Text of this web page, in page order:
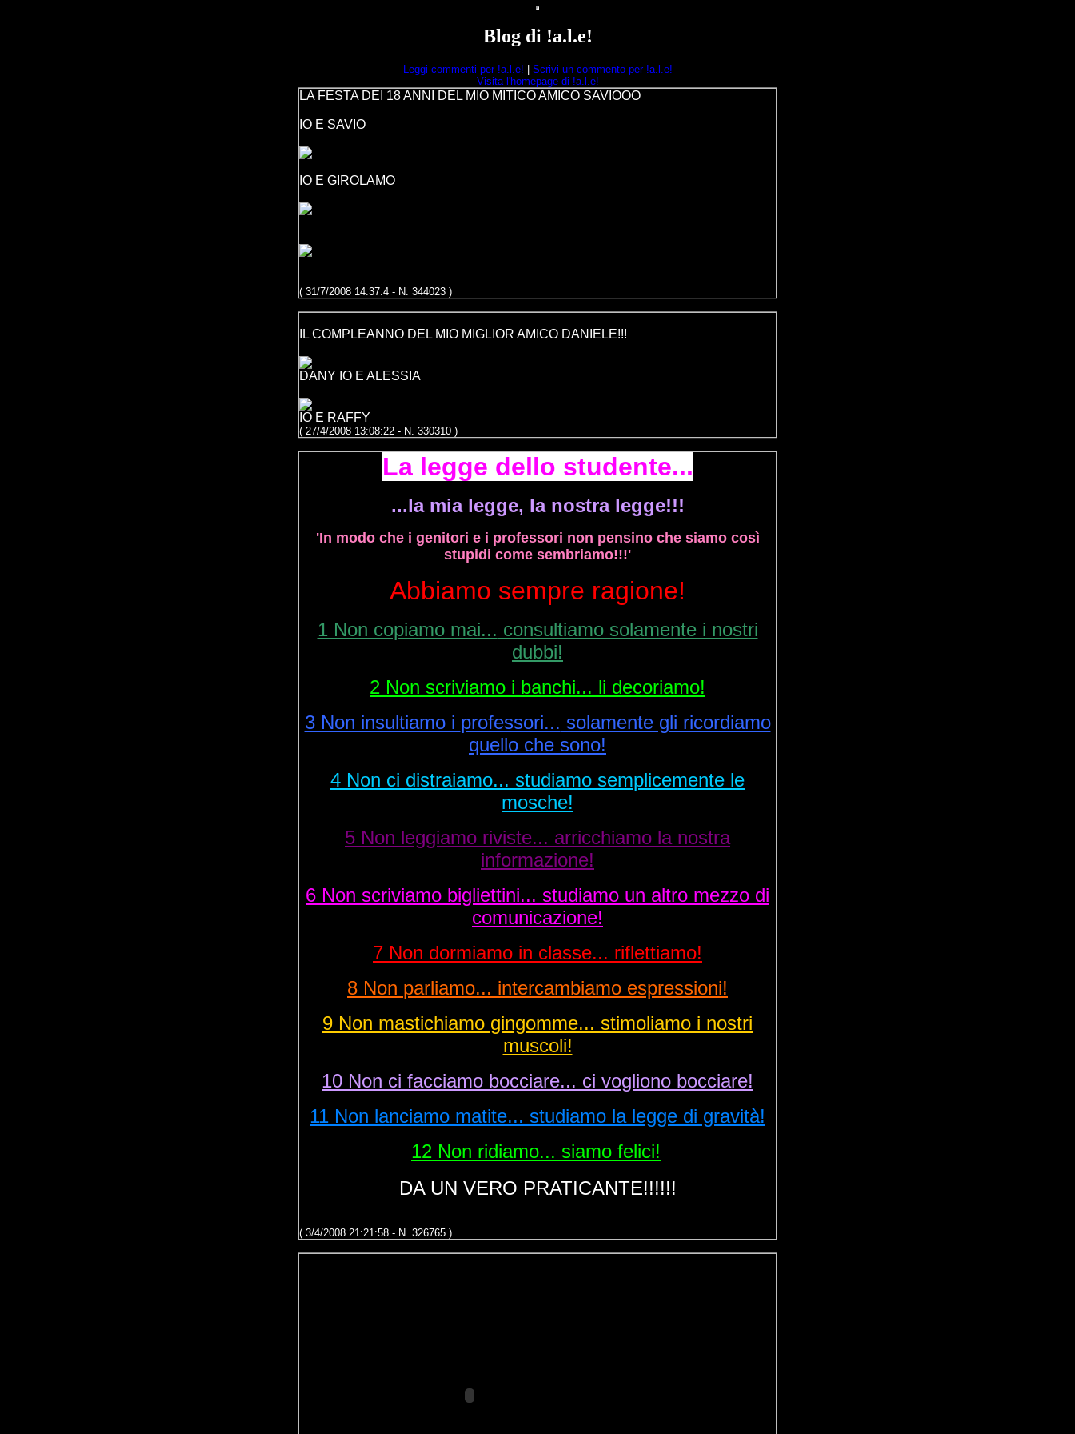
Blog di !a.l.e!
Leggi commenti per !a.l.e!
Scrivi un commento per !a.l.e!
Visita l'homepage di !a.l.e!
LA FESTA DEI 18 ANNI DEL MIO MITICO AMICO SAVIOOO
IO E SAVIO
IO E GIROLAMO
( 31/7/2008 14:37:4 - N. 344023 )
IL COMPLEANNO DEL MIO MIGLIOR AMICO DANIELE!!!
DANY IO E ALESSIA
IO E RAFFY
( 27/4/2008 13:08:22 - N. 330310 )
La legge dello studente...
...la mia legge, la nostra legge!!!
'In modo che i genitori e i professori non pensino che siamo così
stupidi come sembriamo!!!'
Abbiamo sempre ragione!
1 Non copiamo mai... consultiamo solamente i nostri
dubbi!
2 Non scriviamo i banchi... li decoriamo!
3 Non insultiamo i professori... solamente gli ricordiamo
quello che sono!
4 Non ci distraiamo... studiamo semplicemente le
mosche!
5 Non leggiamo riviste... arricchiamo la nostra
informazione!
6 Non scriviamo bigliettini... studiamo un altro mezzo di
comunicazione!
7 Non dormiamo in classe... riflettiamo!
8 Non parliamo... intercambiamo espressioni!
9 Non mastichiamo gingomme... stimoliamo i nostri
muscoli!
10 Non ci facciamo bocciare... ci vogliono bocciare!
11 Non lanciamo matite... studiamo la legge di gravità!
12 Non ridiamo... siamo felici!
DA UN VERO PRATICANTE!!!!!!
( 3/4/2008 21:21:58 - N. 326765 )